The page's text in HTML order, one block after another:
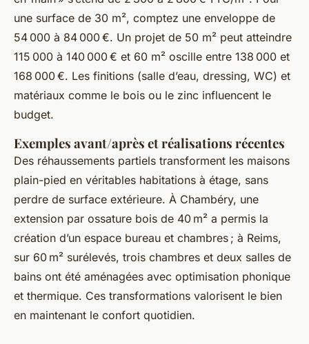
une surface de 30 m², comptez une enveloppe de
54 000 à 84 000 €. Un projet de 50 m² peut atteindre
115 000 à 140 000 € et 60 m² oscille entre 138 000 et
168 000 €. Les finitions (salle d’eau, dressing, WC) et
matériaux comme le bois ou le zinc influencent le
budget.
Exemples avant/après et réalisations récentes
Des réhaussements partiels transforment les maisons
plain-pied en véritables habitations à étage, sans
perdre de surface extérieure. À Chambéry, une
extension par ossature bois de 40 m² a permis la
création d’un espace bureau et chambres ; à Reims,
sur 60 m² surélevés, trois chambres et deux salles de
bains ont été aménagées avec optimisation phonique
et thermique. Ces transformations valorisent le bien
en maintenant le confort quotidien.